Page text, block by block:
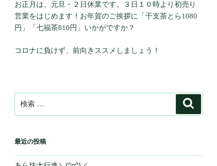
お正月は、元旦・２日休業です。３日１０時より初売り
営業をはじめます！お年賀のご挨拶に「干支茶とら1080
円」「七福茶810円」いかがですか？
コロナに負けず、前向きススメしましょう！
検
索:
最近の投稿